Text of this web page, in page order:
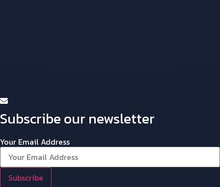
Subscribe our newsletter
Your Email Address
Subscribe